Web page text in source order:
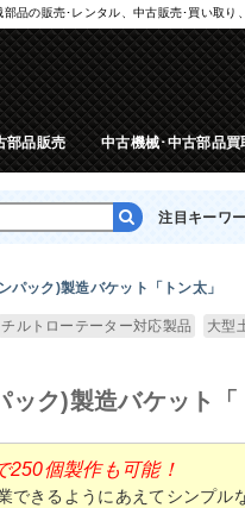
品の販売･レンタル、中古販売･買い取り
部品販売 中古機械･中古部品買
注目キーワ
パック)製造バケット「トン太」
チルトローテーター対応製品 大型
ク)製造バケット「
250個製作も可能！
できるようにあえてシンプル